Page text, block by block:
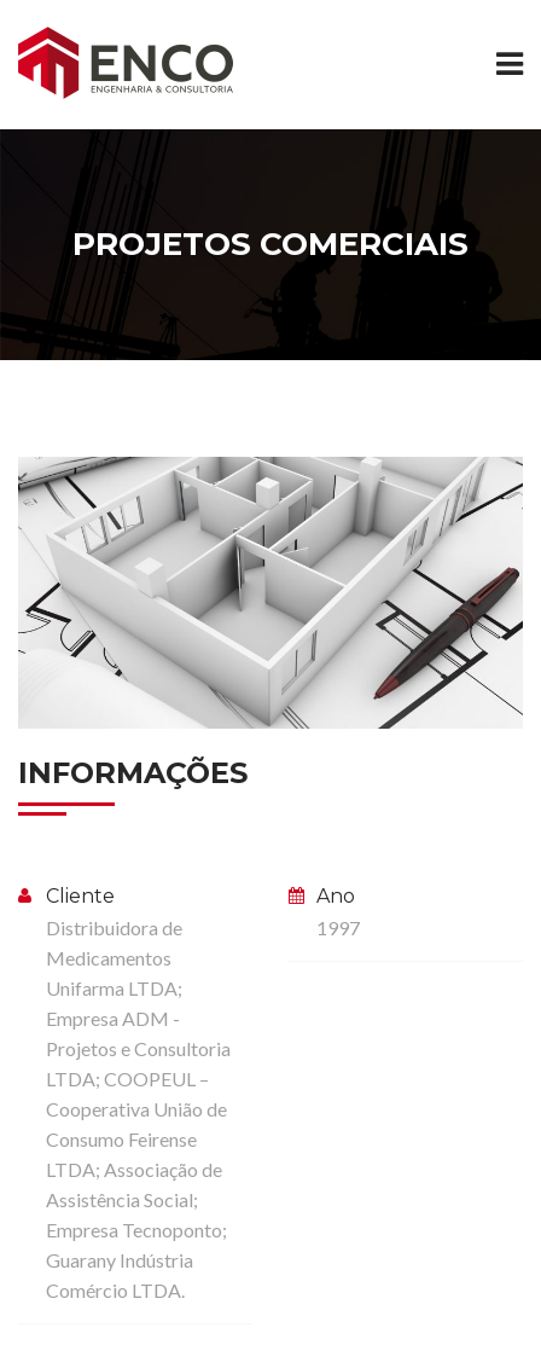
PROJETOS COMERCIAIS
INFORMAÇÕES
Cliente
Distribuidora de
Medicamentos
Unifarma LTDA;
Empresa ADM -
Projetos e Consultoria
LTDA; COOPEUL –
Cooperativa União de
Consumo Feirense
LTDA; Associação de
Assistência Social;
Empresa Tecnoponto;
Guarany Indústria
Comércio LTDA.
Ano
1997